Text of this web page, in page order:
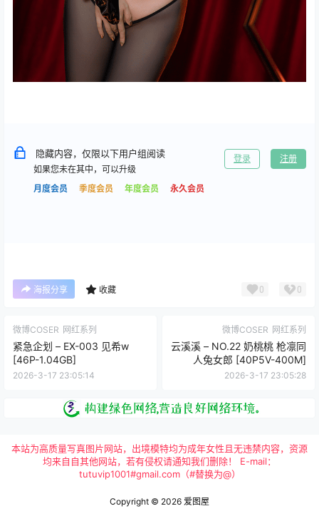
隐藏内容，仅限以下用户组阅读
如果您未在其中，可以升级
月度会员
季度会员 年度会员 永久会员
登录 注册
海报分享 收藏 0 0
微博COSER 网红系列
紧急企划 – EX-003 见希w
[46P-1.04GB]
2026-3-17 23:05:14
微博COSER 网红系列
云溪溪 – NO.22 奶桃桃 枪凛同
人兔女郎 [40P5V-400M]
2026-3-17 23:05:28
本站为高质量写真图片网站，出境模特均为成年女性且无违禁内容，资源
均来自自其他网站，若有侵权请通知我们删除！ E-mail：
tutuvip1001#gmail.com（#替换为@）
Copyright © 2026 爱图屋